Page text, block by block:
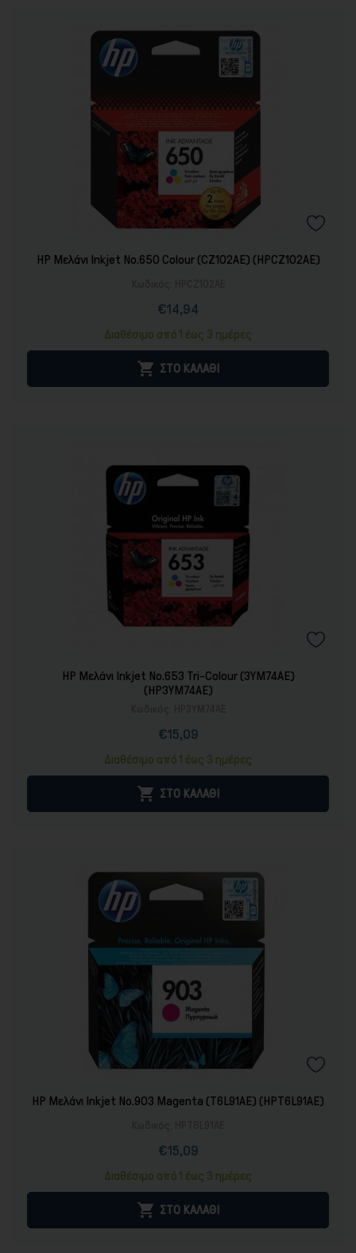
HP Μελάνι Inkjet No.650 Colour (CZ102AE) (HPCZ102AE)
Τιμή
€14,94
Κανονική
Διαθέσιμο από 1 έως 3 ημέρες
 ΣΤΟ ΚΑΛΑΘΙ
HP Μελάνι Inkjet No.653 Tri-Colour (3YM74AE)
(HP3YM74AE)
Τιμή
€15,09
Κανονική
Διαθέσιμο από 1 έως 3 ημέρες
 ΣΤΟ ΚΑΛΑΘΙ
HP Μελάνι Inkjet No.903 Magenta (T6L91AE) (HPT6L91AE)
Τιμή
€15,09
Κανονική
Διαθέσιμο από 1 έως 3 ημέρες
 ΣΤΟ ΚΑΛΑΘΙ